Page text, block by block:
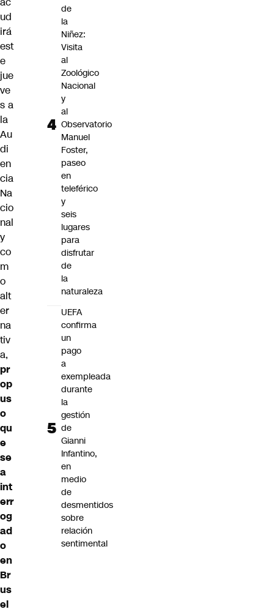
ud
irá
est
e
jue
ve
s a
la
Au
di
en
cia
Na
cio
nal
y
co
m
o
alt
er
na
tiv
a,
pr
op
us
o
qu
e
se
a
int
err
og
ad
o
en
Br
us
el
de
la
Niñez:
Visita
al
Zoológico
Nacional
y
al
Observatorio
Manuel
Foster,
paseo
en
teleférico
y
seis
lugares
para
disfrutar
de
la
naturaleza
UEFA
confirma
un
pago
a
exempleada
durante
la
gestión
de
Gianni
Infantino,
en
medio
de
desmentidos
sobre
relación
sentimental